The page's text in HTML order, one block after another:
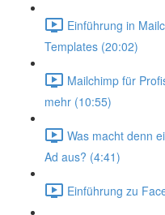
Einführung in
Templates (20:02)
Mailchimp für
mehr (10:55)
Was macht denn
Ad aus? (4:41)
Einführung zu